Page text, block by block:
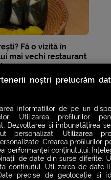
Fă o vizită în
mai vechi restaurant
noștri prelucrăm
informațiilor de pe un
Utilizarea profilurilor
Dezvoltarea și îmbunătățirea
personalizat. Utilizarea
Crearea profilurilor
performanței conținutului.
de date din surse diferite.
conținutul. Utilizarea de date
precise de geolocație și